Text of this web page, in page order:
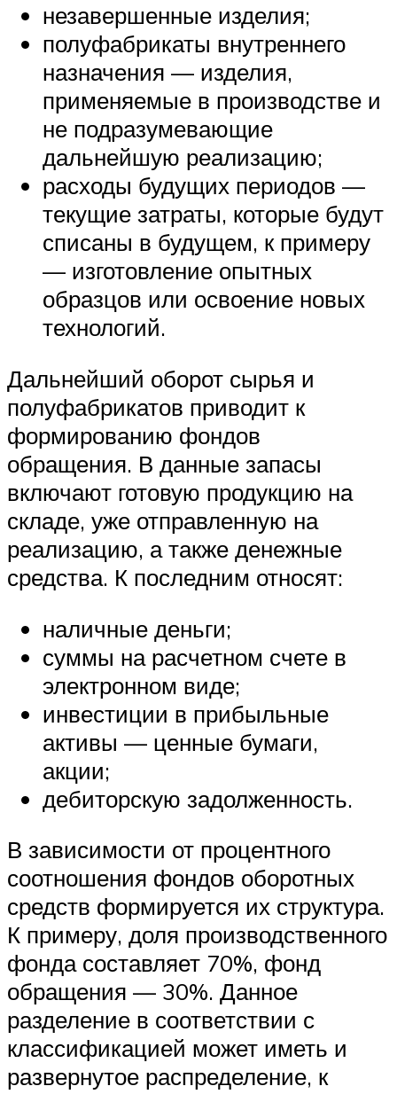
незавершенные изделия;
полуфабрикаты внутреннего
назначения — изделия,
применяемые в производстве и
не подразумевающие
дальнейшую реализацию;
расходы будущих периодов —
текущие затраты, которые будут
списаны в будущем, к примеру
— изготовление опытных
образцов или освоение новых
технологий.
Дальнейший оборот сырья и
полуфабрикатов приводит к
формированию фондов
обращения. В данные запасы
включают готовую продукцию на
складе, уже отправленную на
реализацию, а также денежные
средства. К последним относят:
наличные деньги;
суммы на расчетном счете в
электронном виде;
инвестиции в прибыльные
активы — ценные бумаги,
акции;
дебиторскую задолженность.
В зависимости от процентного
соотношения фондов оборотных
средств формируется их структура.
К примеру, доля производственного
фонда составляет 70%, фонд
обращения — 30%. Данное
разделение в соответствии с
классификацией может иметь и
развернутое распределение, к